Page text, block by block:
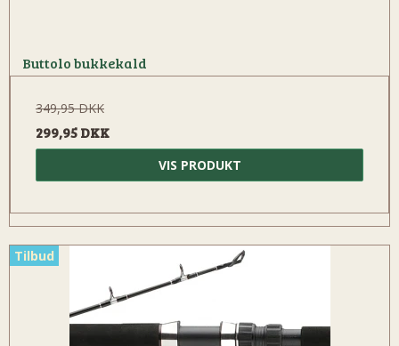
Buttolo bukkekald
349,95 DKK
299,95 DKK
VIS PRODUKT
Tilbud